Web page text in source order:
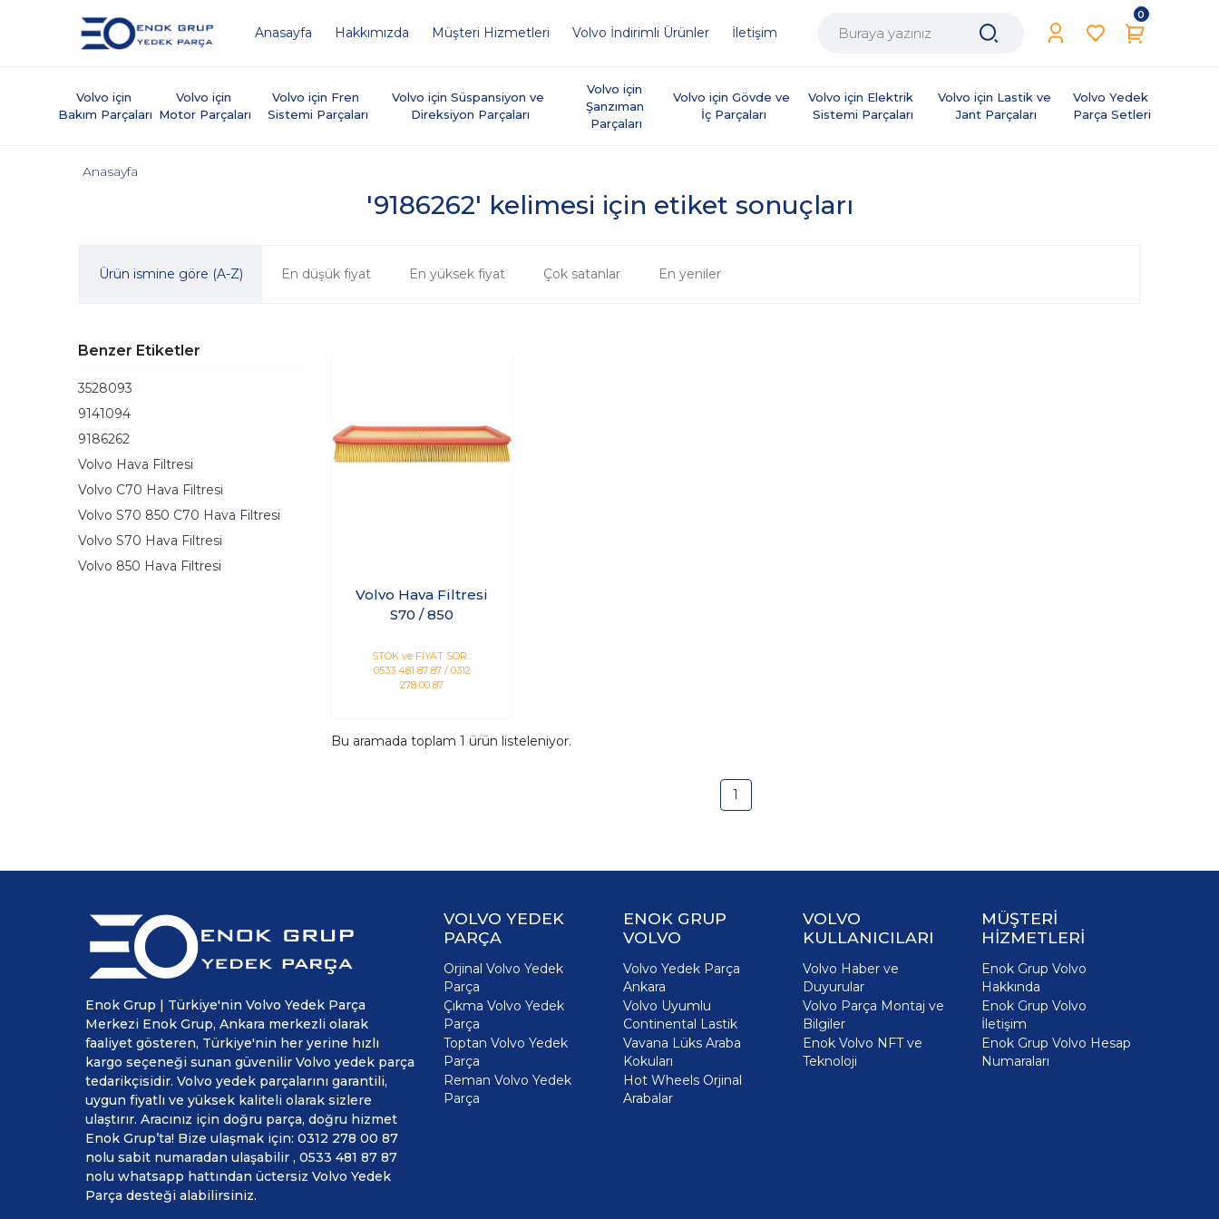
Anasayfa Hakkımızda Müşteri Hizmetleri Volvo İndirimli Ürünler İletişim
0
Volvo için
Bakım Parçaları
Volvo için
Motor Parçaları
Volvo için Fren
Sistemi Parçaları
Volvo için Süspansiyon ve
Direksiyon Parçaları
Volvo için
Şanzıman
Parçaları
Volvo için Gövde ve
İç Parçaları
Volvo için Elektrik
Sistemi Parçaları
Volvo için Lastik ve
Jant Parçaları
Volvo Yedek
Parça Setleri
'9186262' kelimesi için etiket sonuçları
Anasayfa
Ürün ismine göre (A-Z) En düşük fiyat En yüksek fiyat Çok satanlar En yeniler
Benzer Etiketler
3528093
9141094
9186262
Volvo Hava Filtresi
Volvo C70 Hava Filtresi
Volvo S70 850 C70 Hava Filtresi
Volvo S70 Hava Filtresi
Volvo 850 Hava Filtresi
Volvo Hava Filtresi
S70 / 850
STOK ve FİYAT SOR :
0533 481 87 87 / 0312
278 00 87
Bu aramada toplam 1 ürün listeleniyor.
1
Enok Grup | Türkiye'nin Volvo Yedek Parça
Merkezi Enok Grup, Ankara merkezli olarak
faaliyet gösteren, Türkiye'nin her yerine hızlı
kargo seçeneği sunan güvenilir Volvo yedek parça
tedarikçisidir. Volvo yedek parçalarını garantili,
uygun fiyatlı ve yüksek kaliteli olarak sizlere
ulaştırır. Aracınız için doğru parça, doğru hizmet
Enok Grup’ta! Bize ulaşmak için: 0312 278 00 87
nolu sabit numaradan ulaşabilir , 0533 481 87 87
nolu whatsapp hattından üctersiz Volvo Yedek
Parça desteği alabilirsiniz.
VOLVO YEDEK
PARÇA
Orjinal Volvo Yedek
Parça
Çıkma Volvo Yedek
Parça
Toptan Volvo Yedek
Parça
Reman Volvo Yedek
Parça
ENOK GRUP
VOLVO
Volvo Yedek Parça
Ankara
Volvo Uyumlu
Continental Lastik
Vavana Lüks Araba
Kokuları
Hot Wheels Orjinal
Arabalar
VOLVO
KULLANICILARI
Volvo Haber ve
Duyurular
Volvo Parça Montaj ve
Bilgiler
Enok Volvo NFT ve
Teknoloji
MÜŞTERİ
HİZMETLERİ
Enok Grup Volvo
Hakkında
Enok Grup Volvo
İletişim
Enok Grup Volvo Hesap
Numaraları